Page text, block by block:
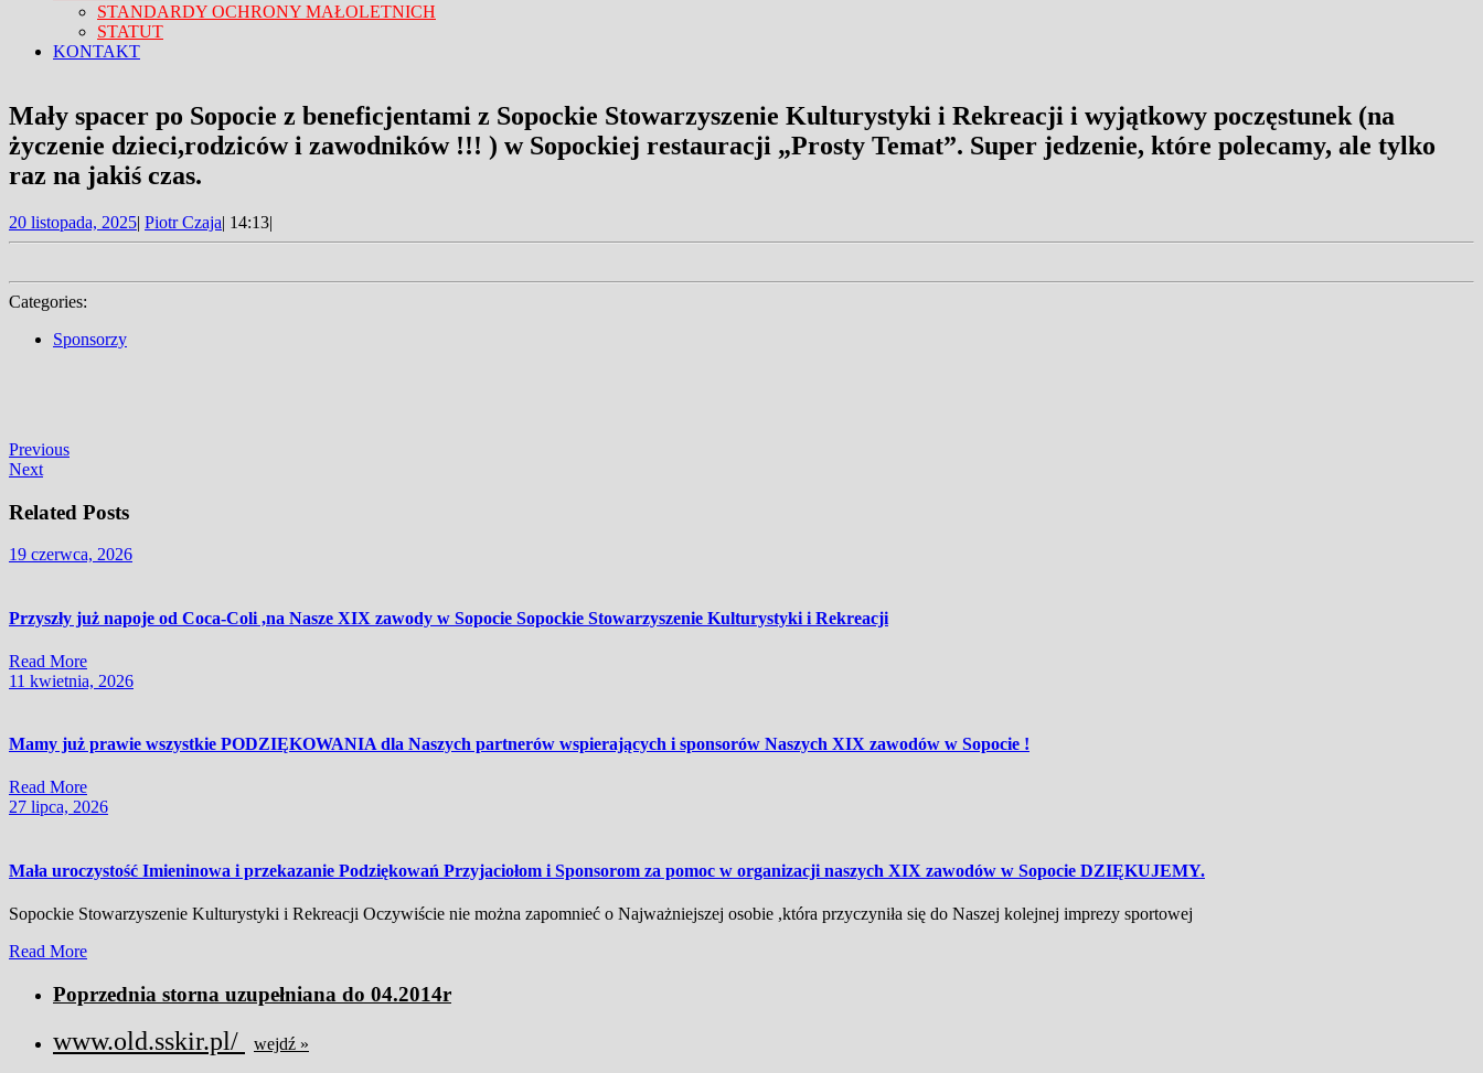
STANDARDY OCHRONY MAŁOLETNICH
STATUT
KONTAKT
MENU
Mały spacer po Sopocie z beneficjentami z Sopockie Stowarzyszenie Kulturystyki i Rekreacji i wyjątkowy poczęstunek (na
życzenie dzieci,rodziców i zawodników !!! ) w Sopockiej restauracji „Prosty Temat”. Super jedzenie, które polecamy, ale tylko
raz na jakiś czas.
20 listopada, 202520
listopada,
| Piotr Czaja| 14:13|
Categories:
Sponsorzy
Nawigacja
wpisu
PreviousPrevious
NextNext
Related Posts
19 czerwca, 202619
Przyszły już napoje od Coca-Coli ,na Nasze XIX zawody w Sopocie Sopockie Stowarzyszenie Kulturystyki i Rekreacji
Read MoreRead
More
11 kwietnia, 202611
Mamy już prawie wszystkie PODZIĘKOWANIA dla Naszych partnerów wspierających i sponsorów Naszych XIX zawodów w Sopocie !
Read MoreRead
More
27 lipca, 202627
Mała uroczystość Imieninowa i przekazanie Podziękowań Przyjaciołom i Sponsorom za pomoc w organizacji naszych XIX zawodów w Sopocie DZIĘKUJEMY.
Sopockie Stowarzyszenie Kulturystyki i Rekreacji Oczywiście nie można zapomnieć o Najważniejszej osobie ,która przyczyniła się do Naszej kolejnej imprezy sportowej
Read MoreRead
Poprzednia storna uzupełniana do 04.2014r
www.old.sskir.pl/ wejdź »